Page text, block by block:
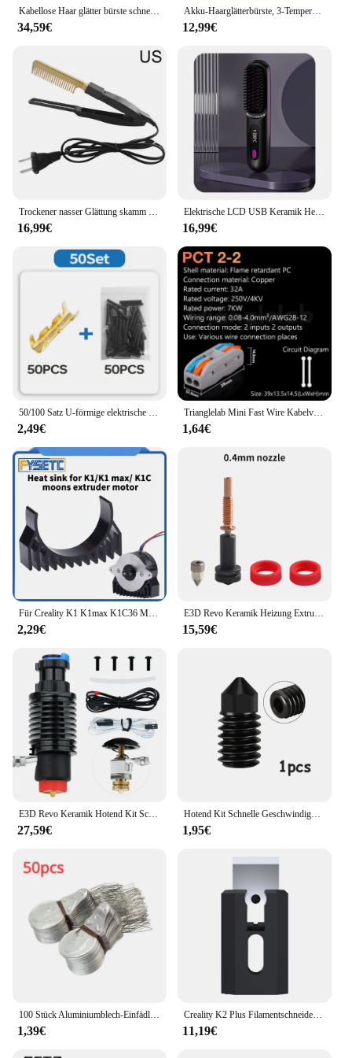
Kabellose Haar glätter bürste schnell beheizte Glätte isen bürste negative Ionen Locken wickler tragbarer Heizkamm
34,59€
Akku-Haarglätterbürste, 3-Temperatur-Einstellbar, schnelle Erwärmung, elektrische Heißbürste, Haarglättung, Styling, Entwirrungskamm
12,99€
Trockener nasser Glättung skamm tragbarer keramischer schnell erhitzen der Glätte isen bürsten styling werkzeug nasses und trockenes Haar gerader Styler
16,99€
Elektrische LCD USB Keramik Heizung Glattes Haar Kamm Drahtlose Tragbare Negative Ionen Styling Werkzeug Wiederaufladbare Richt Pinsel
16,99€
2,49€
Trianglelab Mini Fast Wire Kabelverbinder Hochwertiger Kabelstecker Leitungsverbinder Heizung Thermistor MOTOR Leitungsverlängerung
1,64€
2,29€ 15,59€
27,59€
Hotend Kit Schnelle Geschwindigkeit für Bambu Lab A1/A1 Mini Hot End Montage 0,2/0,4/0,6/0,8mm gehärtete Stahl Düse 3D Drucker Teile
1,95€
1,39€
Creality K2 Plus Filamentschneider, 10 Stück, Original, schnelle Abschaltung, hohe Haltbarkeit, schneller Ersatz für K2 Plus 3D-Druckerteile
11,19€